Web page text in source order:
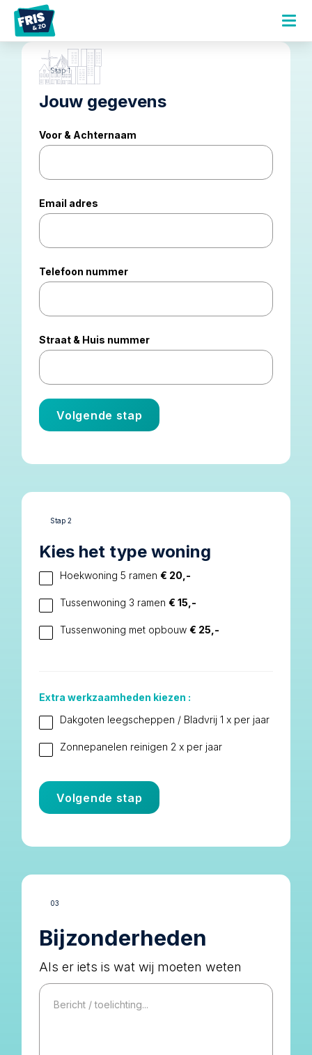
Stap 1
Jouw gegevens
Voor & Achternaam
Email adres
Telefoon nummer
Straat & Huis nummer
Volgende stap
Stap 2
Kies het type woning
Hoekwoning 5 ramen€ 20,-
Tussenwoning 3 ramen€ 15,-
Tussenwoning met opbouw€ 25,-
Extra werkzaamheden kiezen :
Dakgoten leegscheppen / Bladvrij 1 x per jaar
Zonnepanelen reinigen 2 x per jaar
Volgende stap
03
Bijzonderheden
Als er iets is wat wij moeten weten